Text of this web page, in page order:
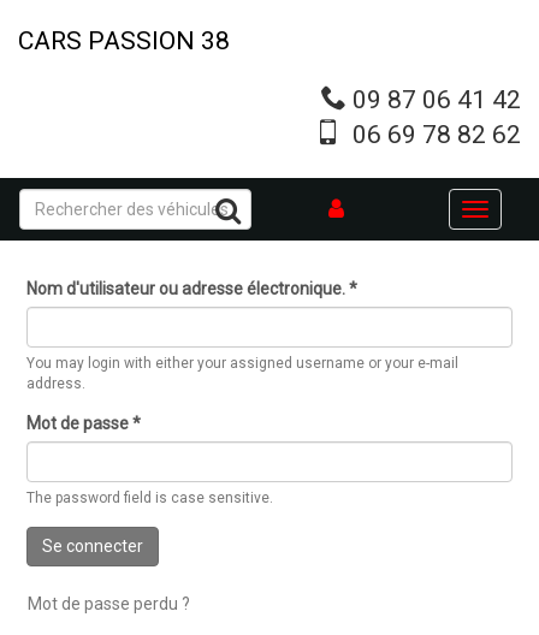
CARS PASSION 38
09 87 06 41 42
06 69 78 82 62
Toggle
Nom d'utilisateur ou adresse électronique.*
You may login with either your assigned username or your e-mail
address.
Mot de passe*
The password field is case sensitive.
Se connecter
Mot de passe perdu ?